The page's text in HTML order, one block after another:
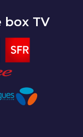
box TV